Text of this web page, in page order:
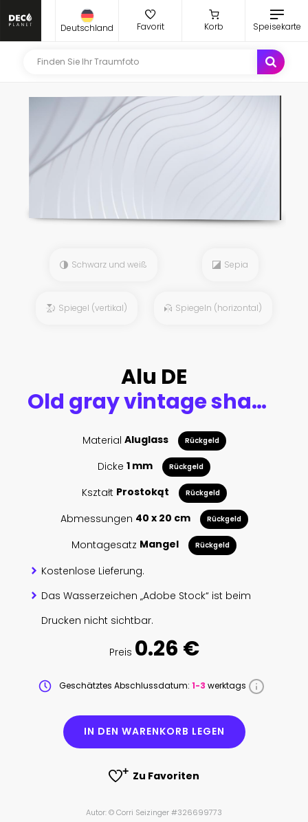
Deutschland Favorit Korb Speisekarte
Schwarz und weiß Sepia
Spiegel (vertikal) Spiegeln (horizontal)
Alu DE
Old gray vintage shabby damask patchwork tiles stone concrete cement wall texture background banner
Material Aluglass Rückgeld
Dicke 1 mm Rückgeld
Kształt Prostokąt Rückgeld
Abmessungen 40 x 20 cm Rückgeld
Montagesatz Mangel Rückgeld
Kostenlose Lieferung.
Das Wasserzeichen „Adobe Stock“ ist beim
Drucken nicht sichtbar.
Preis 0.26 €
Geschätztes Abschlussdatum: 1-3 werktags
IN DEN WARENKORB LEGEN
Zu Favoriten
Autor: © Corri Seizinger #326699773